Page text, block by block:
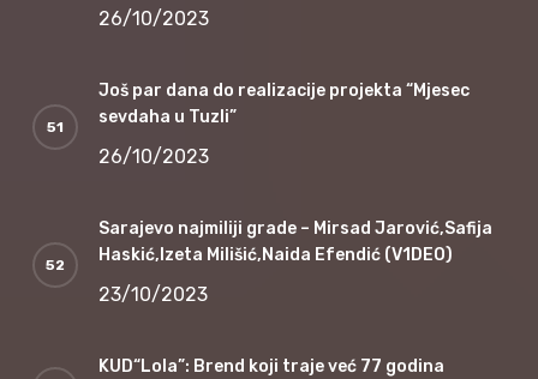
26/10/2023
Još par dana do realizacije projekta “Mjesec
sevdaha u Tuzli”
26/10/2023
Sarajevo najmiliji grade – Mirsad Jarović,Safija
Haskić,Izeta Milišić,Naida Efendić (V1DEO)
23/10/2023
KUD“Lola”: Brend koji traje već 77 godina